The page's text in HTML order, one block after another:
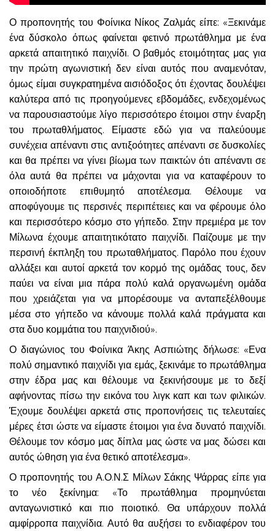
Ο προπονητής του Φοίνικα Νίκος Ζαλμάς είπε: «Ξεκινάμε
ένα δύσκολο όπως φαίνεται φετινό πρωτάθλημα με ένα
αρκετά απαιτητικό παιχνίδι. Ο βαθμός ετοιμότητας μας για
την πρώτη αγωνιστική δεν είναι αυτός που αναμενόταν,
όμως είμαι συγκρατημένα αισιόδοξος ότι έχοντας δουλέψει
καλύτερα από τις προηγούμενες εβδομάδες, ενδεχομένως
να παρουσιαστούμε λίγο περισσότερο έτοιμοι στην έναρξη
του πρωταθλήματος. Είμαστε εδώ για να παλεύουμε
συνέχεια απέναντι στις αντιξοότητες απέναντι σε δυσκολίες
και θα πρέπει να γίνει βίωμα των παικτών ότι απέναντι σε
όλα αυτά θα πρέπει να μάχονται για να καταφέρουν το
οποιοδήποτε επιθυμητό αποτέλεσμα. Θέλουμε να
αποφύγουμε τις περσινές περιπέτειες και να φέρουμε όλο
και περισσότερο κόσμο στο γήπεδο. Στην πρεμιέρα με τον
Μίλωνα έχουμε απαιτητικότατο παιχνίδι. Παίζουμε με την
περσινή έκπληξη του πρωταθλήματος. Παρόλο που έχουν
αλλάξει και αυτοί αρκετά τον κορμό της ομάδας τους, δεν
παύει να είναι μια πάρα πολύ καλά οργανωμένη ομάδα
που χρειάζεται για να μπορέσουμε να ανταπεξέλθουμε
μέσα στο γήπεδο να κάνουμε πολλά καλά πράγματα και
στα δυο κομμάτια του παιχνιδιού».
Ο διαγώνιος του Φοίνικα Άκης Ασπιώτης δήλωσε: «Ενα
πολύ σημαντικό παιχνίδι για εμάς, ξεκινάμε το πρωτάθλημα
στην έδρα μας και θέλουμε να ξεκινήσουμε με το δεξί
αφήνοντας πίσω την εικόνα του λιγκ καπ και των φιλικών.
Έχουμε δουλέψει αρκετά στις προπονήσεις τις τελευταίες
μέρες έτσι ώστε να είμαστε έτοιμοι για ένα δυνατό παιχνίδι.
Θέλουμε τον κόσμο μας δίπλα μας ώστε να μας δώσει και
αυτός ώθηση για ένα θετικό αποτέλεσμα».
Ο προπονητής του Α.Ο.Ν.Σ Μίλων Σάκης Ψάρρας είπε για
το νέο ξεκίνημα: «Το πρωτάθλημα προμηνύεται
ανταγωνιστικό και πιο ποιοτικό. Θα υπάρχουν πολλά
αμφίρροπα παιχνίδια. Αυτό θα αυξήσει το ενδιαφέρον του